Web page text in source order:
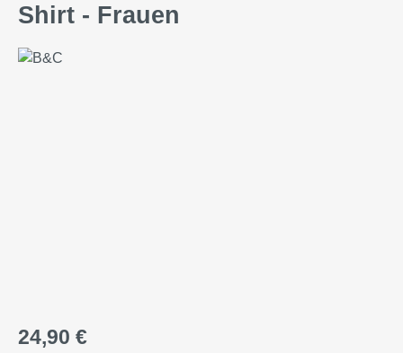
Shirt - Frauen
24,90 €